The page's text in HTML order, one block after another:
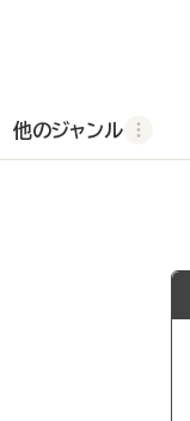
他のジャンル